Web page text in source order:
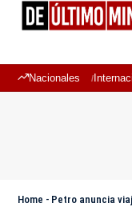
Nacionales
Home - Petro anuncia